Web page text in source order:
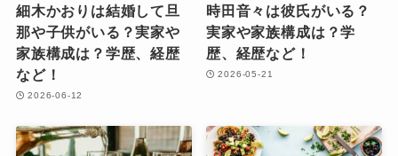
細木かおりは結婚して旦
那や子供がいる？実家や
家族構成は？学歴、経歴
など！
2026-06-12
時田音々は彼氏がいる？
実家や家族構成は？学
歴、経歴など！
2026-05-21